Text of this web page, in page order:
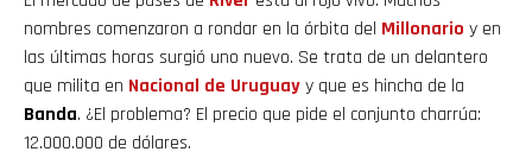
nombres comenzaron a rondar en la órbita del Millonario y en
las últimas horas surgió uno nuevo. Se trata de un delantero
que milita en Nacional de Uruguayy que es hincha de la
Banda. ¿El problema? El precio que pide el conjunto charrúa:
12.000.000 de dólares.